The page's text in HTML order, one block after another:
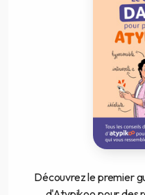
Découvrez le premier